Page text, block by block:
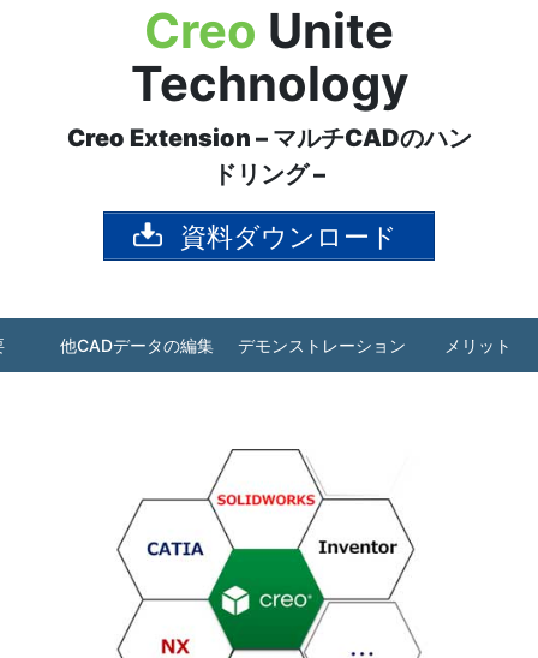
Creo Unite
Technology
Creo Extension – マルチCADのハン
ドリング –
資料ダウンロード
他CADデータの編集 デモンストレーション メリット